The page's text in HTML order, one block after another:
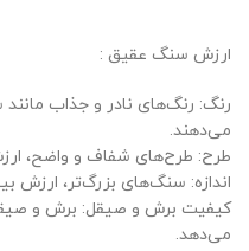
ارزش سنگ عقیق :
رنگ: رنگ‌های نادر و جذاب
می‌دهند.
طرح: طرح‌های شفاف و واضح،
اندازه: سنگ‌های بزرگ‌تر، ارزش
کیفیت برش و صیقل: برش و
می‌دهد.